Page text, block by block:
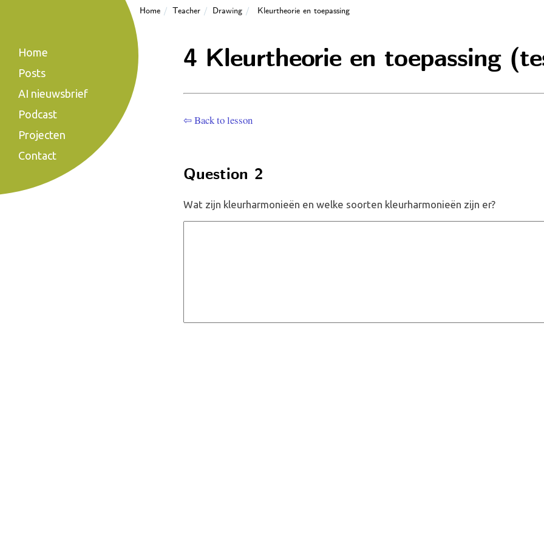
Home Teacher Drawing Kleurtheorie en toepassing
Home
Posts
AI nieuwsbrief
Podcast
Projecten
Contact
4 Kleurtheorie en toepassing
⇦ Back to lesson
Question 2
Wat zijn kleurharmonieën en welke soorten kleurharmonieën zijn er?